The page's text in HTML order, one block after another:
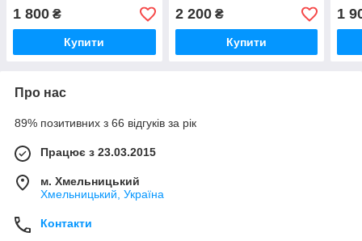
1 800 ₴
Купити
2 200₴
Купити
1
Про нас
89% позитивних з 66 відгуків за рік
Працює з 23.03.2015
м. Хмельницький
Хмельницький, Україна
Контакти